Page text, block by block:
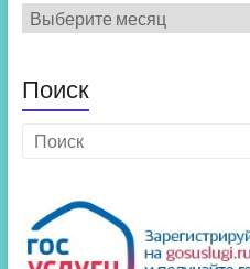
Архив
новостей
Поиск